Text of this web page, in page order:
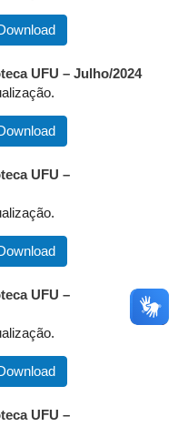
UFU – Julho/2024
UFU –
UFU –
UFU –